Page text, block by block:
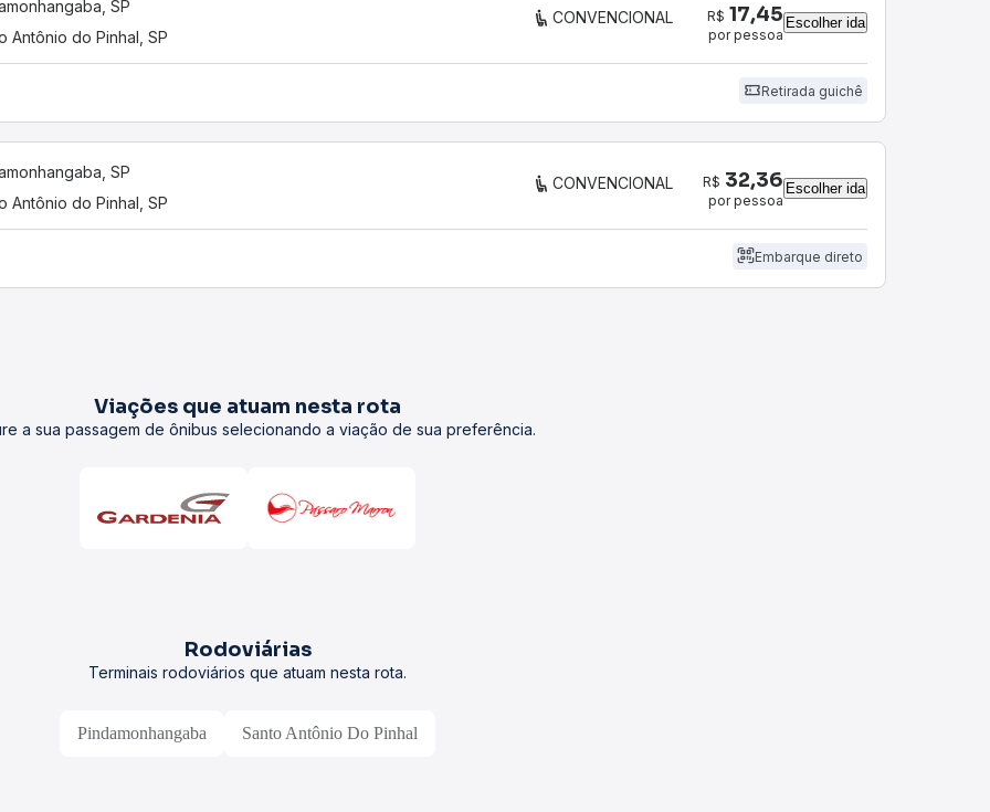
SP
Antônio do Pinhal, SP
CONVENCIONAL R$ 17,45
por pessoa
Escolher ida
Retirada guichê
SP
Antônio do Pinhal, SP
CONVENCIONAL R$ 32,36
por pessoa
Escolher ida
Embarque direto
Viações que atuam nesta rota
a sua passagem de ônibus selecionando a viação de sua preferência.
Rodoviárias
Terminais rodoviários que atuam nesta rota.
Pindamonhangaba Santo Antônio Do Pinhal